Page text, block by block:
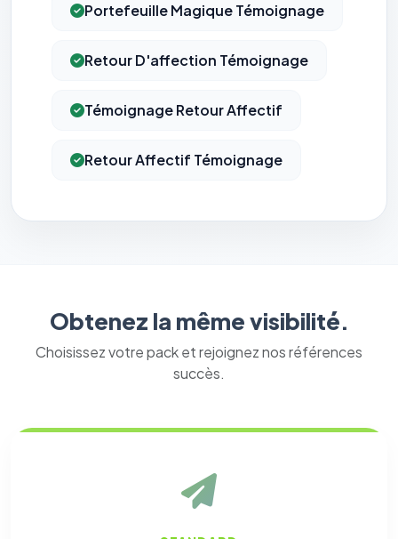
Portefeuille Magique Témoignage
Retour D'affection Témoignage
Témoignage Retour Affectif
Retour Affectif Témoignage
Obtenez la même visibilité.
Choisissez votre pack et rejoignez nos références
succès.
mémorisation de vos choix de consentement. Ils ne
Nous aident à comprendre comment vous utilisez le site